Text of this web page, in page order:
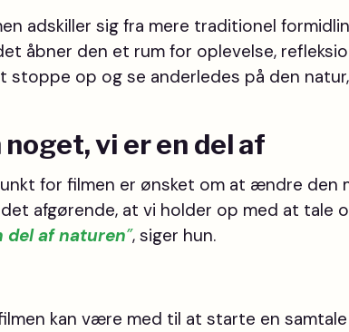
adskiller sig fra mere traditionel
åbner den et rum for oplevelse,
stoppe op og se anderledes på den
vi er en del af
for filmen er ønsket om at ændre den
afgørende, at vi holder op med at tale
del af naturen”, siger hun.
kan være med til at starte en